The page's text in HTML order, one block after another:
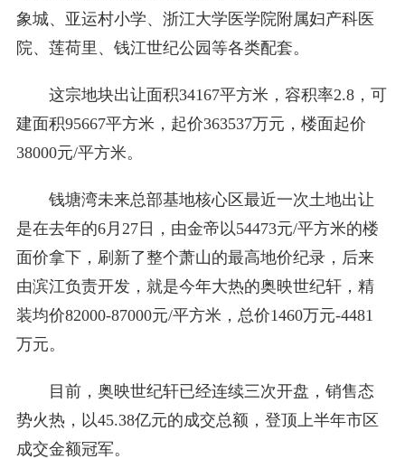
象城、亚运村小学、浙江大学医学院附属妇产科医
院、莲荷里、钱江世纪公园等各类配套。
这宗地块出让面积34167平方米，容积率2.8，可
建面积95667平方米，起价363537万元，楼面起价
38000元/平方米。
钱塘湾未来总部基地核心区最近一次土地出让
是在去年的6月27日，由金帝以54473元/平方米的楼
面价拿下，刷新了整个萧山的最高地价纪录，后来
由滨江负责开发，就是今年大热的奥映世纪轩，精
装均价82000-87000元/平方米，总价1460万元-4481
万元。
目前，奥映世纪轩已经连续三次开盘，销售态
势火热，以45.38亿元的成交总额，登顶上半年市区
成交金额冠军。